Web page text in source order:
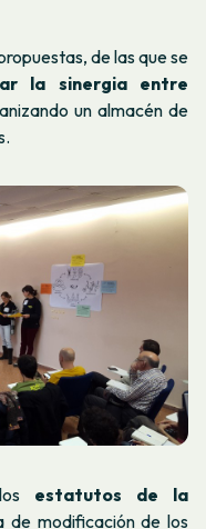
de las que se
la sinergia entre
un almacén de
estatutos de la
de modificación de los